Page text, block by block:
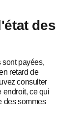
des
sont payées,
retard de
consulter
endroit, ce qui
des sommes